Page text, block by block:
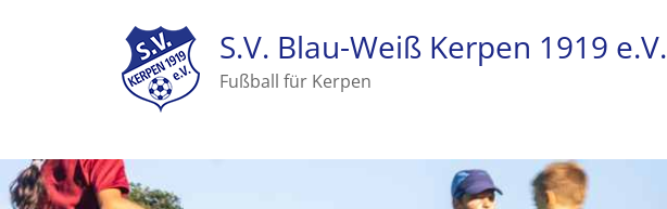
S.V. Blau-Weiß Kerpen 1919 e.V.
Fußball für Kerpen